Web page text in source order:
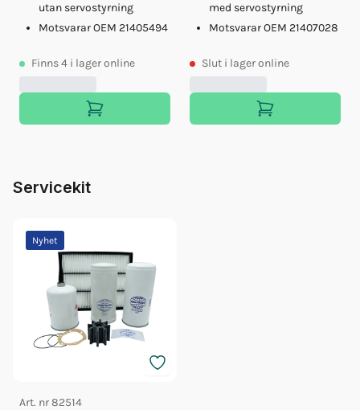
utan servostyrning
Motsvarar OEM 21405494
Finns4 i lager online
med servostyrning
Motsvarar OEM 21407028
Slut i lager online
Servicekit
Nyhet
Art. nr82514